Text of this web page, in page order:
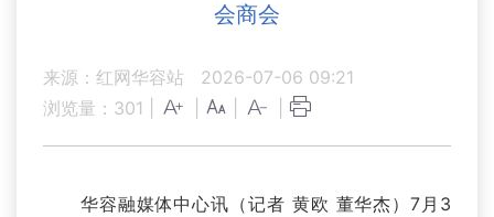
会商会
来源：红网华容站
2026-07-06 09:21
浏览量： 301
华容融媒体中心讯（记者 黄欧 董华杰）7月3